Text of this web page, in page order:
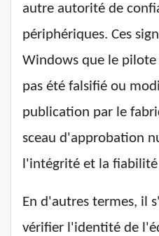
autre autorité de
périphériques. Ces
Windows que le
pas été falsifié ou
publication par le
sceau d'approbation
l'intégrité et la
En d'autres termes, il
vérifier l'identité de